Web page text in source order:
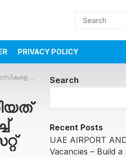
PRIVACY POLICY
വെബ്സൈറ്റ് Search
Recent Posts
UAE AIRPORT
Vacancies – Build